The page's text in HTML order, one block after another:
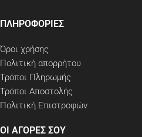
ΠΛΗΡΟΦΟΡΙΕΣ
Όροι χρήσης
Πολιτική απορρήτου
Τρόποι Πληρωμής
Τρόποι Αποστολής
Πολιτική Επιστροφών
ΟΙ ΑΓΟΡΕΣ ΣΟΥ